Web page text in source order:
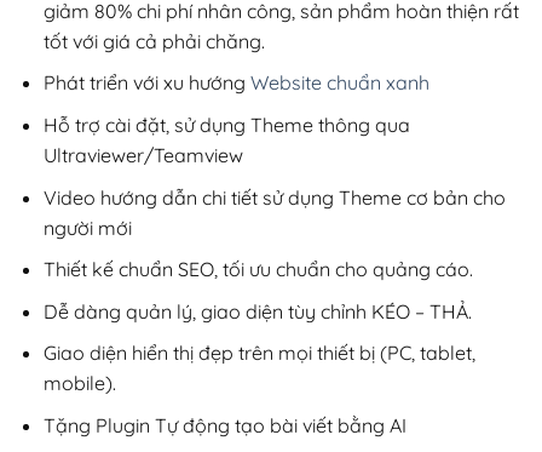
giảm 80% chi phí nhân công, sản phẩm hoàn thiện rất
tốt với giá cả phải chăng.
Phát triển với xu hướng Website chuẩn xanh
Hỗ trợ cài đặt, sử dụng Theme thông qua
Ultraviewer/Teamview
Video hướng dẫn chi tiết sử dụng Theme cơ bản cho
người mới
Thiết kế chuẩn SEO, tối ưu chuẩn cho quảng cáo.
Dễ dàng quản lý, giao diện tùy chỉnh KÉO – THẢ.
Giao diện hiển thị đẹp trên mọi thiết bị (PC, tablet,
mobile).
Tặng Plugin Tự động tạo bài viết bằng AI